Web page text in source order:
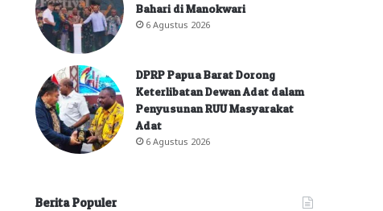
Bahari di Manokwari
6 Agustus 2026
DPRP Papua Barat Dorong
Keterlibatan Dewan Adat dalam
Penyusunan RUU Masyarakat
Adat
6 Agustus 2026
Berita Populer